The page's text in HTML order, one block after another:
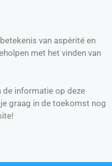
van aspérité en
met het vinden van
de informatie op deze
graag in de toekomst nog